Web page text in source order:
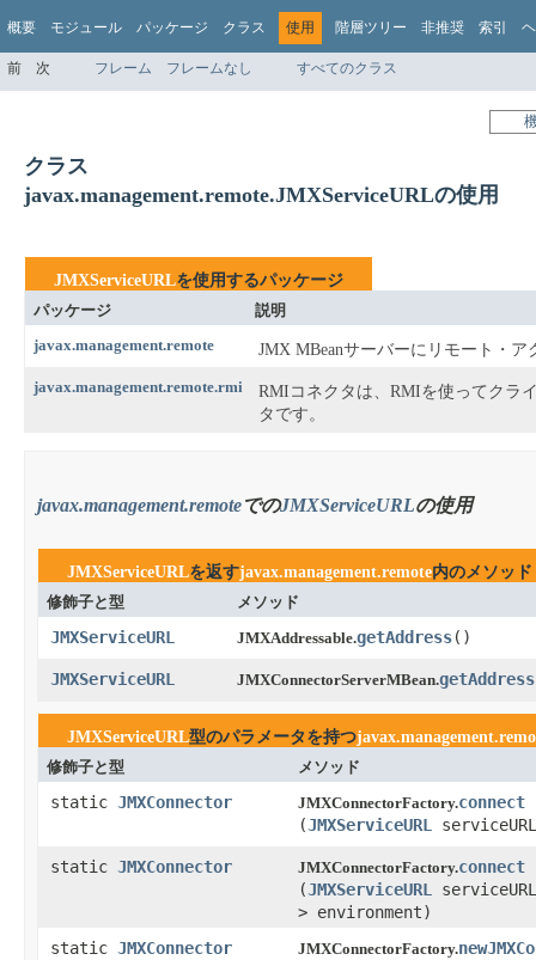
概要 モジュール パッケージ クラス 使用 階層ツリー 非推奨 索引
前 次 フレーム フレームなし すべてのクラス
クラス
javax.management.remote.JMXServiceURLの使用
JMXServiceURLを使用するパッケージ
パッケージ
説明
javax.management.remote
JMX MBeanサーバーにリモート・
javax.management.remote.rmi
RMIコネクタは、RMIを使ってクラ
タです。
javax.management.remoteでのJMXServiceURLの使用
JMXServiceURLを返すjavax.management.remote内のメソッド
修飾子と型
メソッド
JMXServiceURL JMXAddressable.getAddress​()
JMXServiceURL JMXConnectorServerMBean.getAddress
JMXServiceURL型のパラメータを持つ
修飾子と型
メソッド
static JMXConnector JMXConnectorFactory.connect
(JMXServiceURL
static JMXConnector JMXConnectorFactory.connect
(JMXServiceURL
> environment)
static JMXConnector JMXConnectorFactory.